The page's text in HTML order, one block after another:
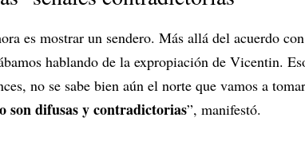
es mostrar un sendero. Más allá del acuerdo
hablando de la expropiación de Vicentin.
no se sabe bien aún el norte que vamos a
son difusas y contradictorias”, manifestó.